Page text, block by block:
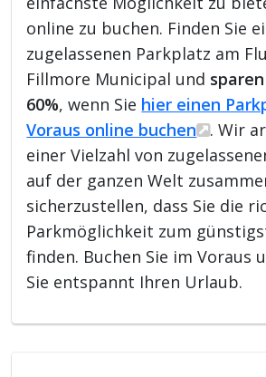
online zu buchen. Finden Sie
zugelassenen Parkplatz am
Fillmore Municipal und
60%, wenn Sie hier einen
Voraus online buchen
. Wir
einer Vielzahl von
auf der ganzen Welt
sicherzustellen, dass Sie die
Parkmöglichkeit zum
finden. Buchen Sie im Voraus
Sie entspannt Ihren Urlaub.